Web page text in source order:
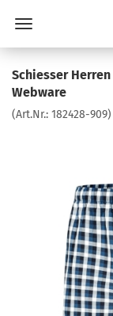
Schiesser
Webware
(Art.Nr.: 182428-909)